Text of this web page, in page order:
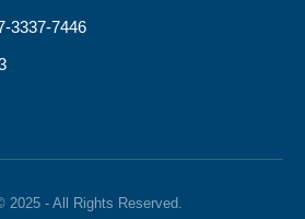
3337-7446
2025 - All Rights Reserved.